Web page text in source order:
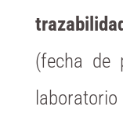
(fecha de